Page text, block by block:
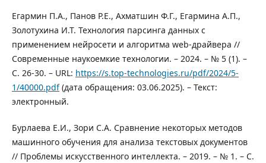
Егармин П.А., Панов Р.Е., Ахматшин Ф.Г., Егармина А.П.,
Золотухина И.Т. Технология парсинга данных с
применением нейросети и алгоритма web-драйвера //
Современные наукоемкие технологии. – 2024. – № 5 (1). –
С. 26-30. – URL: https://s.top-technologies.ru/pdf/2024/5-
1/40000.pdf(дата обращения: 03.06.2025). – Текст:
электронный.
Бурлаева Е.И., Зори С.А. Сравнение некоторых методов
машинного обучения для анализа текстовых документов
// Проблемы искусственного интеллекта. – 2019. – № 1. – С.